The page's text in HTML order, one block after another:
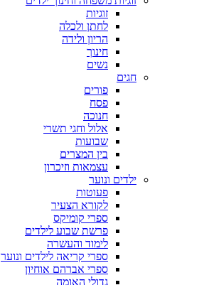
זוגיות
לחתן ולכלה
הריון ולידה
חינוך
נשים
חגים
פורים
פסח
חנוכה
אלול וחגי תשרי
שבועות
בין המצרים
עצמאות וזיכרון
ילדים ונוער
פעוטות
לקורא הצעיר
ספרי קומיקס
פרשת שבוע לילדים
לימוד והעשרה
ספרי קריאה לילדים ונוער
ספרי אברהם אוחיון
גדולי האומה